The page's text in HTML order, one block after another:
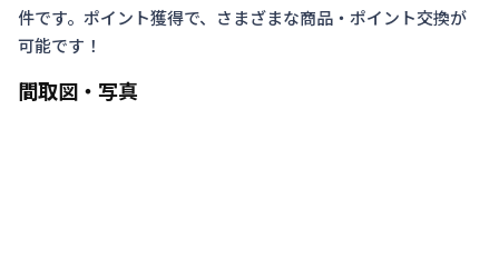
件です。ポイント獲得で、さまざまな商品・ポイント交換が
可能です！
間取図・写真